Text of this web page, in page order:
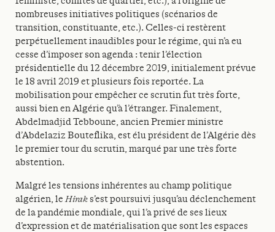
nombreuses initiatives politiques (scénarios de
transition, constituante, etc.). Celles-ci restèrent
perpétuellement inaudibles pour le régime, qui n’a eu
cesse d’imposer son agenda : tenir l’élection
présidentielle du 12 décembre 2019, initialement prévue
le 18 avril 2019 et plusieurs fois reportée. La
mobilisation pour empêcher ce scrutin fut très forte,
aussi bien en Algérie qu’à l’étranger. Finalement,
Abdelmadjid Tebboune, ancien Premier ministre
d’Abdelaziz Bouteflika, est élu président de l’Algérie dès
le premier tour du scrutin, marqué par une très forte
abstention.
Malgré les tensions inhérentes au champ politique
algérien, leHiraks’est poursuivi jusqu’au déclenchement
de la pandémie mondiale, qui l’a privé de ses lieux
d’expression et de matérialisation que sont les espaces